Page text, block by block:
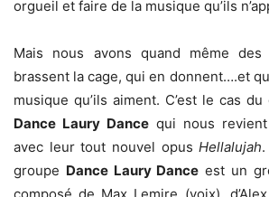
orgueil et faire de la musique qu’ils
Mais nous avons quand même
brassent la cage, qui en donnent….et
musique qu’ils aiment. C’est le cas
Dance Laury Dance qui nous
avec leur tout nouvel opusHellalujah
groupe Dance Laury Dance est un